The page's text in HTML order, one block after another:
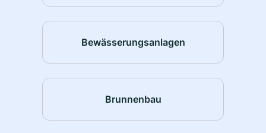
Bewässerungsanlagen
Brunnenbau